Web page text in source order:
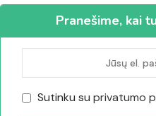
Pranešime, kai
Sutinku su privatumo